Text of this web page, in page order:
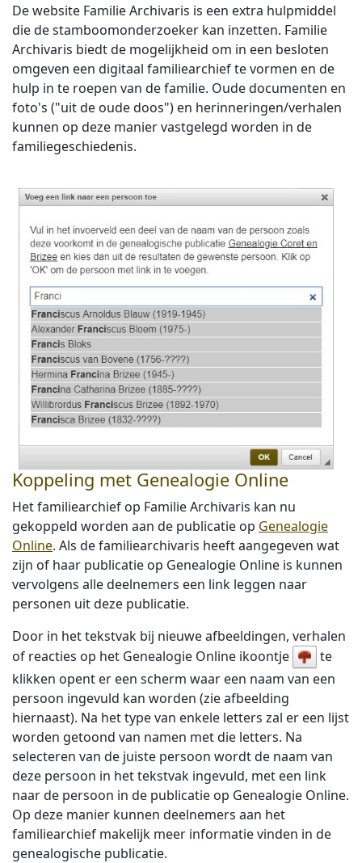
De website Familie Archivaris is een extra hulpmiddel
die de stamboomonderzoeker kan inzetten. Familie
Archivaris biedt de mogelijkheid om in een besloten
omgeven een digitaal familiearchief te vormen en de
hulp in te roepen van de familie. Oude documenten en
foto's ("uit de oude doos") en herinneringen/verhalen
kunnen op deze manier vastgelegd worden in de
familiegeschiedenis.
Koppeling met Genealogie Online
Het familiearchief op Familie Archivaris kan nu
gekoppeld worden aan de publicatie op Genealogie
Online. Als de familiearchivaris heeft aangegeven wat
zijn of haar publicatie op Genealogie Online is kunnen
vervolgens alle deelnemers een link leggen naar
personen uit deze publicatie.
Door in het tekstvak bij nieuwe afbeeldingen, verhalen
of reacties op het Genealogie Online ikoontje
te
klikken opent er een scherm waar een naam van een
persoon ingevuld kan worden (zie afbeelding
hiernaast). Na het type van enkele letters zal er een lijst
worden getoond van namen met die letters. Na
selecteren van de juiste persoon wordt de naam van
deze persoon in het tekstvak ingevuld, met een link
naar de persoon in de publicatie op Genealogie Online.
Op deze manier kunnen deelnemers aan het
familiearchief makelijk meer informatie vinden in de
genealogische publicatie.